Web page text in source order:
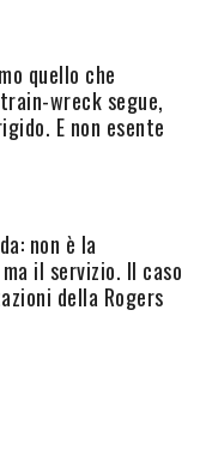
quello che
wreck segue,
E non esente
non è la
il servizio. Il caso
della Rogers